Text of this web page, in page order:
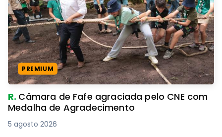
PREMIUM
R. Câmara de Fafe agraciada pelo CNE com
Medalha de Agradecimento
5 agosto 2026